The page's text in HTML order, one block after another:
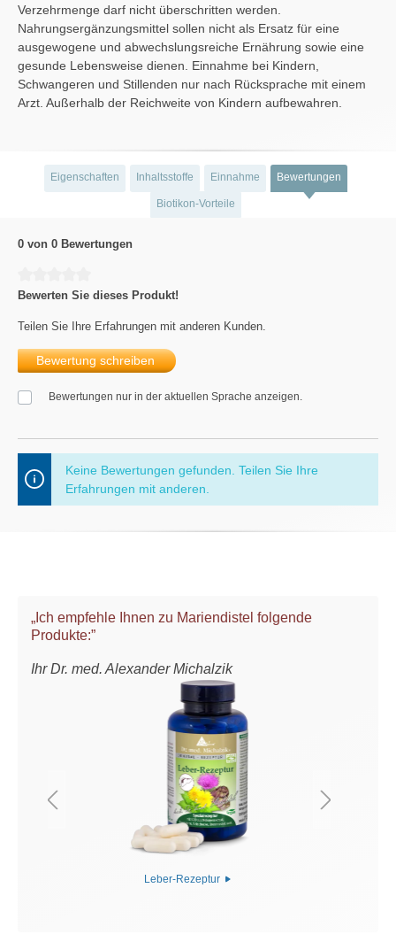
Verzehrmenge darf nicht überschritten werden.
Nahrungsergänzungsmittel sollen nicht als Ersatz für eine
ausgewogene und abwechslungsreiche Ernährung sowie eine
gesunde Lebensweise dienen. Einnahme bei Kindern,
Schwangeren und Stillenden nur nach Rücksprache mit einem
Arzt. Außerhalb der Reichweite von Kindern aufbewahren.
Eigenschaften Inhaltsstoffe Einnahme Bewertungen
Biotikon-Vorteile
0 von 0 Bewertungen
Bewerten Sie dieses Produkt!
Teilen Sie Ihre Erfahrungen mit anderen Kunden.
Bewertung schreiben
Bewertungen nur in der aktuellen Sprache anzeigen.
Keine Bewertungen gefunden. Teilen Sie Ihre
Erfahrungen mit anderen.
„Ich empfehle Ihnen zu Mariendistel folgende
Produkte:”
Ihr Dr. med. Alexander Michalzik
Leber-Rezeptur